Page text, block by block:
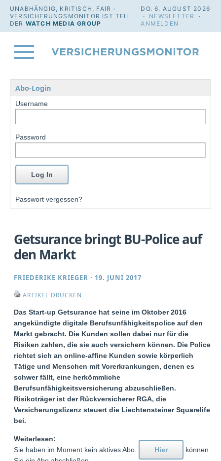
UNABHÄNGIG, KRITISCH, FAIR -
VERSICHERUNGSMONITOR IST TEIL
DER WATCH MEDIA GROUP
DO. 6. AUGUST 2026
· NEWSLETTER
·
ANMELDEN
Abo-Login
Username
Password
Passwort vergessen?
Getsurance bringt BU-Police auf
den Markt
FRIEDERIKE KRIEGER · 19. JUNI 2017
ARTIKEL DRUCKEN
Das Start-up Getsurance hat seine im Oktober 2016
angekündigte digitale Berufsunfähigkeitspolice auf den
Markt gebracht. Die Kunden sollen dabei nur für die
Risiken zahlen, die sie auch versichern können. Die Police
richtet sich an online-affine Kunden sowie körperlich
Tätige und Menschen mit Vorerkrankungen, denen es
schwer fällt, eine herkömmliche
Berufsunfähigkeitsversicherung abzuschließen.
Risikoträger ist der Rückversicherer RGA, die
Versicherungslizenz steuert die Liechtensteiner Squarelife
bei.
Weiterlesen:
Sie haben im Moment kein aktives Abo.
Hier
können